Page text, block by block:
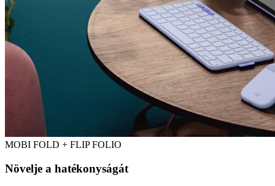
MOBI FOLD + FLIP FOLIO
Növelje a hatékonyságát